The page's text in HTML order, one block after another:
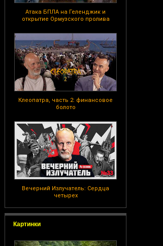
Атака БПЛА на Геленджик и
открытие Ормузского пролива
Клеопатра, часть 2: финансовое
болото
Вечерний Излучатель: Сердца
четырех
Картинки